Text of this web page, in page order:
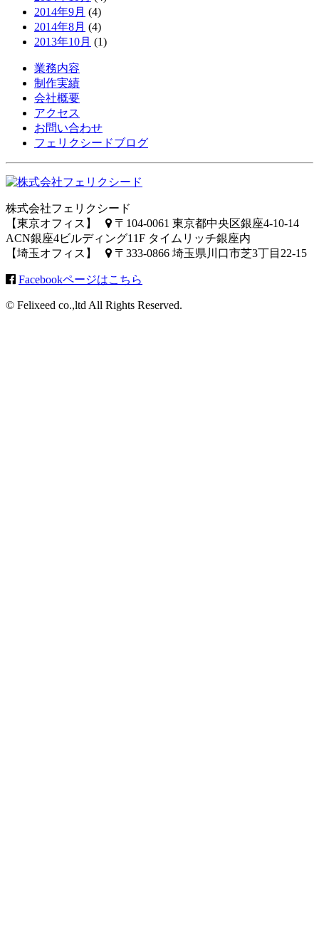
2014年9月 (4)
2014年8月 (4)
2013年10月 (1)
業務内容
制作実績
会社概要
アクセス
お問い合わせ
フェリクシードブログ
株式会社フェリクシード
【東京オフィス】
〒104-0061 東京都中央区銀座4-10-14
ACN銀座4ビルディング11F タイムリッチ銀座内
【埼玉オフィス】
〒333-0866 埼玉県川口市芝3丁目22-15
Facebookページはこちら
© Felixeed co.,ltd All Rights Reserved.